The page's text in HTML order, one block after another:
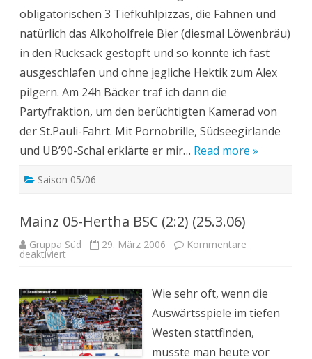
obligatorischen 3 Tiefkühlpizzas, die Fahnen und
natürlich das Alkoholfreie Bier (diesmal Löwenbräu)
in den Rucksack gestopft und so konnte ich fast
ausgeschlafen und ohne jegliche Hektik zum Alex
pilgern. Am 24h Bäcker traf ich dann die
Partyfraktion, um den berüchtigten Kamerad von
der St.Pauli-Fahrt. Mit Pornobrille, Südseegirlande
und UB’90-Schal erklärte er mir… Read more »
Saison 05/06
Mainz 05-Hertha BSC (2:2) (25.3.06)
Gruppa Süd 29. März 2006 Kommentare
deaktiviert
BSC
(2:2)
(25.3.06)
Wie sehr oft, wenn die
Auswärtsspiele im tiefen
Westen stattfinden,
musste man heute vor